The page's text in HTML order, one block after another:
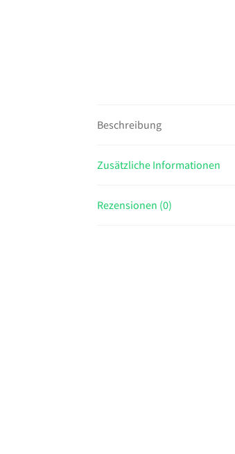
Beschreibung
Zusätzliche Informationen
Rezensionen (0)